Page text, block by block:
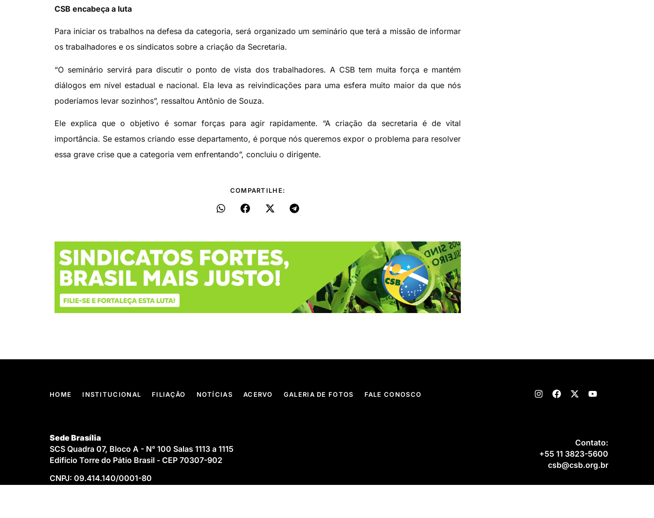
CSB encabeça a luta
Para iniciar os trabalhos na defesa da categoria, será organizado um seminário que terá a missão de informar
os trabalhadores e os sindicatos sobre a criação da Secretaria.
“O seminário servirá para discutir o ponto de vista dos trabalhadores. A CSB tem muita força e mantém
diálogos em nível estadual e nacional. Ela leva as reivindicações para uma esfera muito maior da que nós
poderíamos levar sozinhos”, ressaltou Antônio de Souza.
Ele explica que o objetivo é somar forças para agir rapidamente. “A criação da secretaria é de vital
importância. Se estamos criando esse departamento, é porque nós queremos expor o problema para resolver
essa grave crise que a categoria vem enfrentando”, concluiu o dirigente.
COMPARTILHE:
HOME INSTITUCIONAL FILIAÇÃO NOTÍCIAS ACERVO GALERIA DE FOTOS FALE CONOSCO
Sede Brasília
SCS Quadra 07, Bloco A - N° 100 Salas 1113 a 1115
Edifício Torre do Pátio Brasil - CEP 70307-902
CNPJ: 09.414.140/0001-80
Contato:
+55 11 3823-5600
csb@csb.org.br